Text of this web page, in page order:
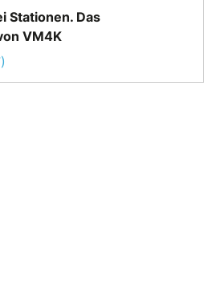
Stationen. Das
VM4K